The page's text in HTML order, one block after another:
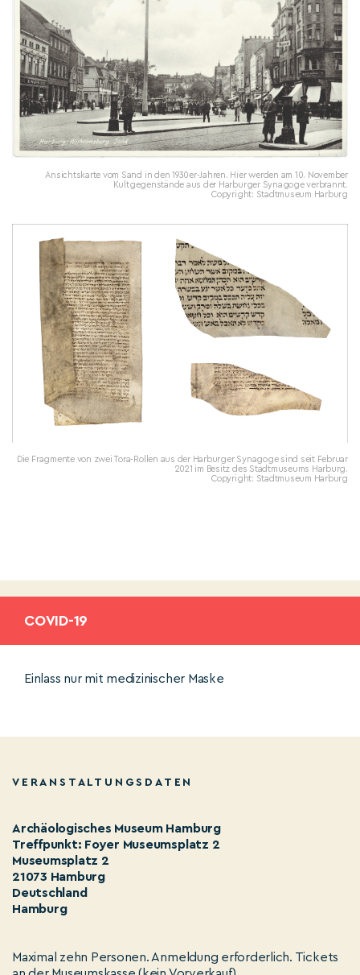
Ansichtskarte vom Sand in den 1930er-Jahren. Hier werden am 10. November
Kultgegenstände aus der Harburger Synagoge verbrannt.
Copyright: Stadtmuseum Harburg
Die Fragmente von zwei Tora-Rollen aus der Harburger Synagoge sind seit Februar
2021 im Besitz des Stadtmuseums Harburg.
Copyright: Stadtmuseum Harburg
COVID-19
Einlass nur mit medizinischer Maske
VERANSTALTUNGSDATEN
Archäologisches Museum Hamburg
Treffpunkt: Foyer Museumsplatz 2
Museumsplatz 2
21073 Hamburg
Deutschland
Hamburg
Maximal zehn Personen. Anmeldung erforderlich. Tickets